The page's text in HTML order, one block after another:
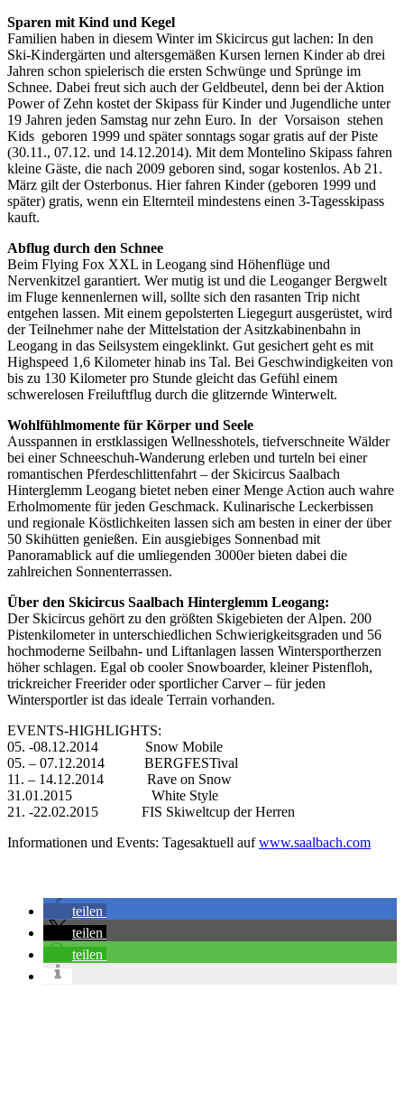
Sparen mit Kind und Kegel
Familien haben in diesem Winter im Skicircus gut lachen: In den
Ski-Kindergärten und altersgemäßen Kursen lernen Kinder ab drei
Jahren schon spielerisch die ersten Schwünge und Sprünge im
Schnee. Dabei freut sich auch der Geldbeutel, denn bei der Aktion
Power of Zehn kostet der Skipass für Kinder und Jugendliche unter
19 Jahren jeden Samstag nur zehn Euro. In der Vorsaison stehen
Kids geboren 1999 und später sonntags sogar gratis auf der Piste
(30.11., 07.12. und 14.12.2014). Mit dem Montelino Skipass fahren
kleine Gäste, die nach 2009 geboren sind, sogar kostenlos. Ab 21.
März gilt der Osterbonus. Hier fahren Kinder (geboren 1999 und
später) gratis, wenn ein Elternteil mindestens einen 3-Tagesskipass
kauft.
Abflug durch den Schnee
Beim Flying Fox XXL in Leogang sind Höhenflüge und
Nervenkitzel garantiert. Wer mutig ist und die Leoganger Bergwelt
im Fluge kennenlernen will, sollte sich den rasanten Trip nicht
entgehen lassen. Mit einem gepolsterten Liegegurt ausgerüstet, wird
der Teilnehmer nahe der Mittelstation der Asitzkabinenbahn in
Leogang in das Seilsystem eingeklinkt. Gut gesichert geht es mit
Highspeed 1,6 Kilometer hinab ins Tal. Bei Geschwindigkeiten von
bis zu 130 Kilometer pro Stunde gleicht das Gefühl einem
schwerelosen Freiluftflug durch die glitzernde Winterwelt.
Wohlfühlmomente für Körper und Seele
Ausspannen in erstklassigen Wellnesshotels, tiefverschneite Wälder
bei einer Schneeschuh-Wanderung erleben und turteln bei einer
romantischen Pferdeschlittenfahrt – der Skicircus Saalbach
Hinterglemm Leogang bietet neben einer Menge Action auch wahre
Erholmomente für jeden Geschmack. Kulinarische Leckerbissen
und regionale Köstlichkeiten lassen sich am besten in einer der über
50 Skihütten genießen. Ein ausgiebiges Sonnenbad mit
Panoramablick auf die umliegenden 3000er bieten dabei die
zahlreichen Sonnenterrassen.
Über den Skicircus Saalbach Hinterglemm Leogang:
Der Skicircus gehört zu den größten Skigebieten der Alpen. 200
Pistenkilometer in unterschiedlichen Schwierigkeitsgraden und 56
hochmoderne Seilbahn- und Liftanlagen lassen Wintersportherzen
höher schlagen. Egal ob cooler Snowboarder, kleiner Pistenfloh,
trickreicher Freerider oder sportlicher Carver – für jeden
Wintersportler ist das ideale Terrain vorhanden.
EVENTS-HIGHLIGHTS:
05. -08.12.2014 Snow Mobile
05. – 07.12.2014 BERGFESTival
11. – 14.12.2014 Rave on Snow
31.01.2015 White Style
21. -22.02.2015 FIS Skiweltcup der Herren
Informationen und Events: Tagesaktuell aufwww.saalbach.com
teilen
teilen
teilen